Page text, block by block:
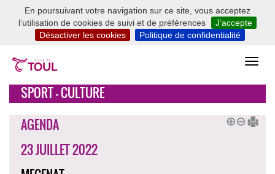
En poursuivant votre navigation sur ce site, vous acceptez
l’utilisation de cookies de suivi et de préférences
J’accepte
Désactiver les cookies
Politique de confidentialité
SPORT - CULTURE
AGENDA
23 JUILLET 2022